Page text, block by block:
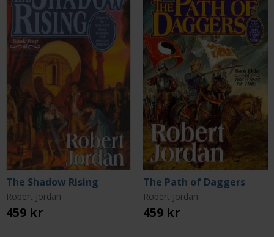
The Shadow Rising
Robert Jordan
459 kr
The Path of Daggers
Robert Jordan
459 kr